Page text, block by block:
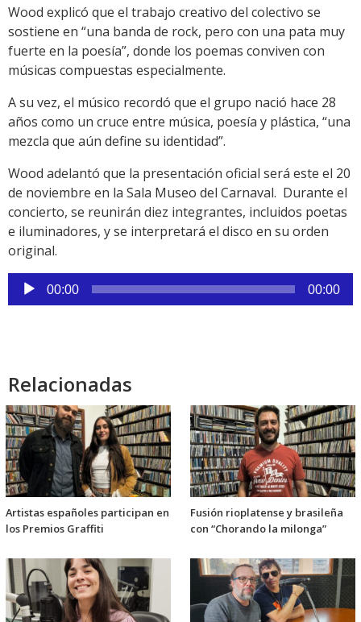
Link
Wood explicó que el trabajo creativo del colectivo se
sostiene en “una banda de rock, pero con una pata muy
fuerte en la poesía”, donde los poemas conviven con
músicas compuestas especialmente.
A su vez, el músico recordó que el grupo nació hace 28
años como un cruce entre música, poesía y plástica, “una
mezcla que aún define su identidad”.
Wood adelantó que la presentación oficial será este el 20
de noviembre en la Sala Museo del Carnaval. Durante el
concierto, se reunirán diez integrantes, incluidos poetas
e iluminadores, y se interpretará el disco en su orden
original.
Reproductor
de
00:00 00:00
Relacionadas
Artistas españoles participan en
los Premios Graffiti
Fusión rioplatense y brasileña
con “Chorando la milonga”